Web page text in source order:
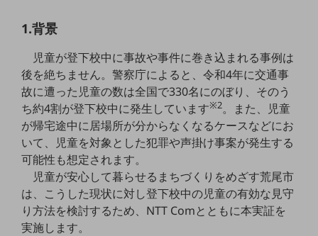
カテゴリーで探すTOP
ネットワーク・モバイル
クラウド・データセンター
電話・映像コミュニケーション
セキュリティ
1.背景
児童が登下校中に事故や事件に巻き込まれる事例は
後を絶ちません。警察庁によると、令和4年に交通事
故に遭った児童の数は全国で330名にのぼり、そのう
ち約4割が登下校中に発生しています※2。また、児童
が帰宅途中に居場所が分からなくなるケースなどにお
いて、児童を対象とした犯罪や声掛け事案が発生する
可能性も想定されます。
児童が安心して暮らせるまちづくりをめざす荒尾市
は、こうした現状に対し登下校中の児童の有効な見守
り方法を検討するため、NTT Comとともに本実証を
実施します。